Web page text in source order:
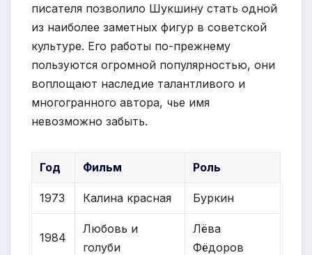
писателя позволило Шукшину стать одной
из наиболее заметных фигур в советской
культуре. Его работы по-прежнему
пользуются огромной популярностью, они
воплощают наследие талантливого и
многогранного автора, чье имя
невозможно забыть.
Год Фильм Роль
1973 Калина красная Буркин
1984
Любовь и
голуби
Лёва
Фёдоров